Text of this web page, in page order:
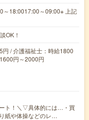
～18:0017:00～09:00※ 上記
OK！
/ 介護福祉士：時給1800
円～2000円
ト！＼▽具体的には…・買
紙や体操などのレ…